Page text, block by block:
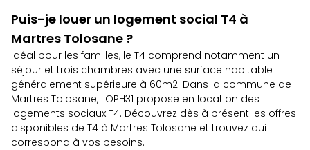
Puis-je louer un logement social T4 à
Martres Tolosane ?
Idéal pour les familles, le T4 comprend notamment un
séjour et trois chambres avec une surface habitable
généralement supérieure à 60m2. Dans la commune de
Martres Tolosane, l'OPH31 propose en location des
logements sociaux T4. Découvrez dès à présent les offres
disponibles de T4 à Martres Tolosane et trouvez qui
correspond à vos besoins.